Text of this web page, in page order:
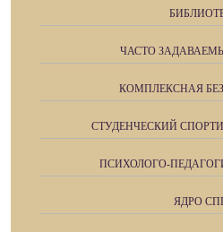
ЧАСТО
КОМПЛЕКСНАЯ
СТУДЕНЧЕСКИЙ
ПСИХОЛОГО-
ЯДРО